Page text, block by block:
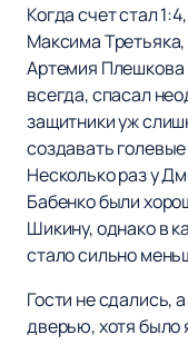
Когда счет стал
Максима
Артемия Плешкова
всегда, спасал
защитники уж
создавать
Несколько раз у
Бабенко были
Шикину, однако в
стало сильно
Гости не сдались,
дверью, хотя было